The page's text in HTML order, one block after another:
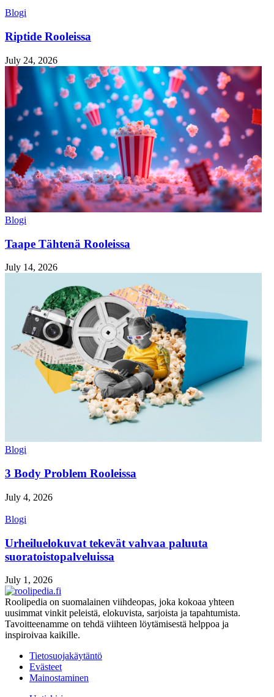
Blogi
Riptide Rooleissa
July 24, 2026
Blogi
Taape Tähtenä Rooleissa
July 14, 2026
Blogi
3 Body Problem Rooleissa
July 4, 2026
Blogi
Urheiluelokuvat tekevät vahvaa paluuta
suoratoistopalveluissa
July 1, 2026
Roolipedia on suomalainen viihdeopas, joka kokoaa yhteen
uusimmat vinkit peleistä, elokuvista, sarjoista ja tapahtumista.
Tavoitteenamme on tehdä viihteen löytämisestä helppoa ja
inspiroivaa kaikille.
Tietosuojakäytäntö
Evästeet
Mainostaminen